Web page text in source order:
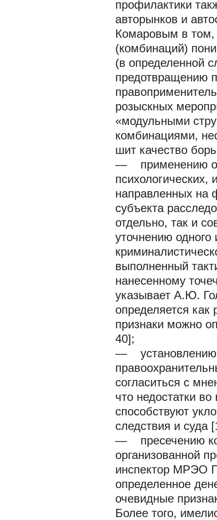
профилактики
авторынков и
Комаровым в том,
(комбинаций)
(в определенной
предотвращению
розыскных
«модульными
комбинациями,
шит качество
— применению
направленных на
субъекта
отдельно, так и
уточнению одного
выполненный
нанесенному
указывает А.Ю.
определяется как
признаки можно
40];
— установлению
согласиться с
что недостатки
способствуют
следствия и суда
— пресечению
организованной
инспектор МРЭО
определенное
очевидные
Более того,